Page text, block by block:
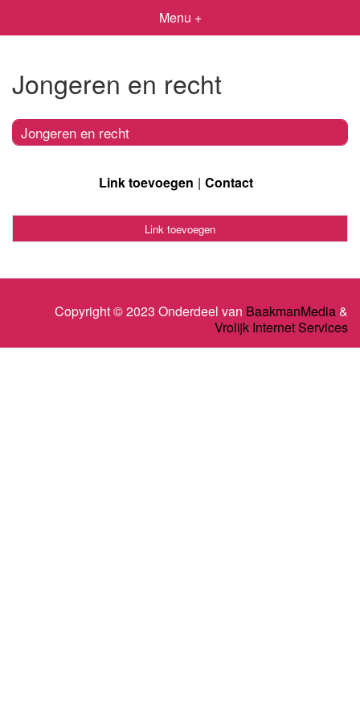
Menu +
Jongeren en recht
Jongeren en recht
Link toevoegen Contact
Link toevoegen
Copyright © 2023 Onderdeel van BaakmanMedia&
Vrolijk Internet Services